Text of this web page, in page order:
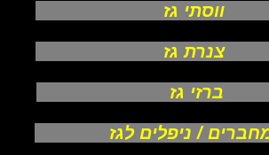
גז
גז
גז
/ ניפלים לגז